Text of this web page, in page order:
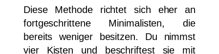
Diese Methode richtet sich eher an
fortgeschrittene Minimalisten, die
bereits weniger besitzen. Du nimmst
vier Kisten und beschriftest sie mit